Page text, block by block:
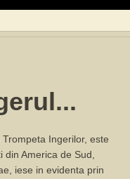
Ingerilor, este
din America de Sud,
iese in evidenta prin